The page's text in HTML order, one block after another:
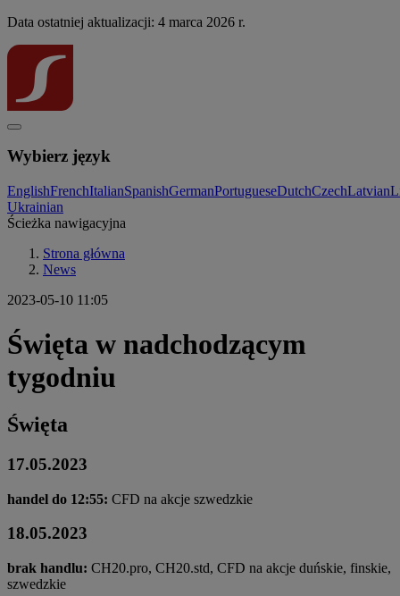
Data ostatniej aktualizacji: 4 marca 2026 r.
Wybierz język
EnglishFrenchItalianSpanishGermanPortugueseDutchCzechLatvian
Ukrainian
Ścieżka nawigacyjna
Strona główna
News
2023-05-10 11:05
Święta w nadchodzącym
tygodniu
Święta
17.05.2023
handel do 12:55: CFD na akcje szwedzkie
18.05.2023
brak handlu: CH20.pro, CH20.std, CFD na akcje duńskie, finskie,
szwedzkie